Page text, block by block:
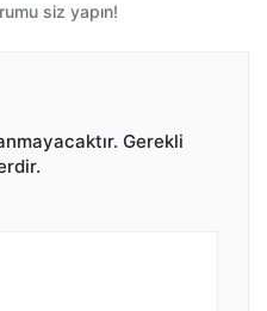
siz yapın!
Gerekli